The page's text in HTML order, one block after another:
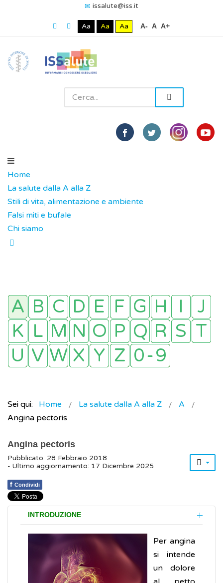
issalute@iss.it
Aa Aa Aa A- A A+
Home
La salute dalla A alla Z
Stili di vita, alimentazione e ambiente
Falsi miti e bufale
Chi siamo
Sei qui: Home La salute dalla A alla Z
A
Angina pectoris
Angina pectoris
Pubblicato: 28 Febbraio 2018
- Ultimo aggiornamento: 17 Dicembre 2025
f Condividi
INTRODUZIONE
Per angina
si intende
un dolore